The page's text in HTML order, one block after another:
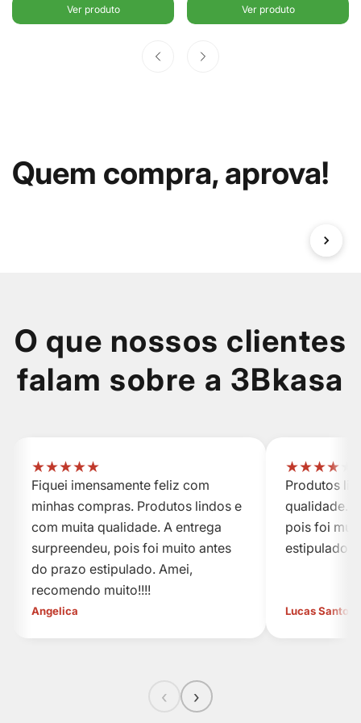
2,2L -Ver produto 2,2L - Ou
Ver produto
Quem compra, aprova!
O que nossos clientes
falam sobre a 3Bkasa
★★★★★
Fiquei imensamente feliz com
minhas compras. Produtos lindos e
com muita qualidade. A entrega
surpreendeu, pois foi muito antes
do prazo estipulado. Amei,
recomendo muito!!!!
Angelica
★★★★
Produtos
qualidade.
pois foi
estipulado.
Lucas Santos
‹ ›